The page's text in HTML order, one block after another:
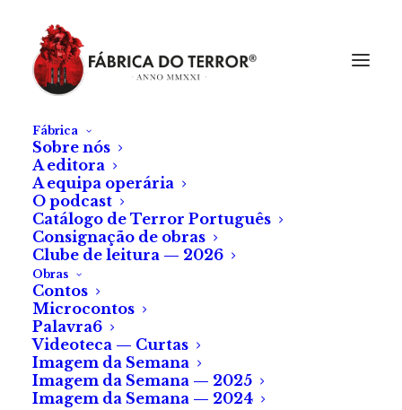
Fábrica
Sobre nós
A editora
A equipa operária
O podcast
Catálogo de Terror Português
Consignação de obras
Clube de leitura — 2026
Obras
Contos
Microcontos
Palavra6
Videoteca — Curtas
Imagem da Semana
Imagem da Semana — 2025
Imagem da Semana — 2024
O Furo
de Vanessa Barroca dos Reis